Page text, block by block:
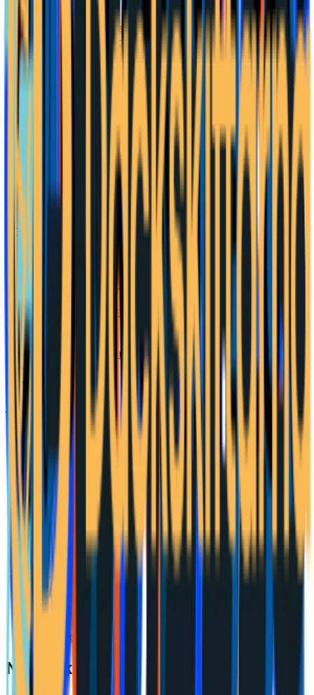
Lönestatistik
Nettolönekalkylatorverktyg
Timlön ↔ månadslönverktyg
Företag & skatt
BAS-kontoplan
Momskalkylatorverktyg
Timpriskalkylator
verktyg
verktyg
Bokföringsprogram
AB eller enskild firma
verktyg
3:12-kalkyl
verktyg
Privatekonomi
Valutaomvandlare
verktyg
Elkostnadskalkylator
verktyg
Inflation & KPI
Styrränta
Bolånekalkylator verktyg
Bolåneräntor
Privatlån
Tjäna pengar online
Affiliateprogram
Kategorier
Affiliatenätverk
Provisionskalkyl
verktyg
Hem
Tjäna pengar online
Affiliateprogram
Tirendo SE
Automotive
Nätverk